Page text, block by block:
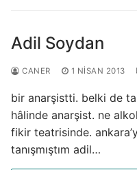
Adil Soydan
CANER 1 NISAN 2013
bir anarşistti. belki de
hâlinde anarşist. ne alkol
fikir teatrisinde.
tanışmıştım adil…